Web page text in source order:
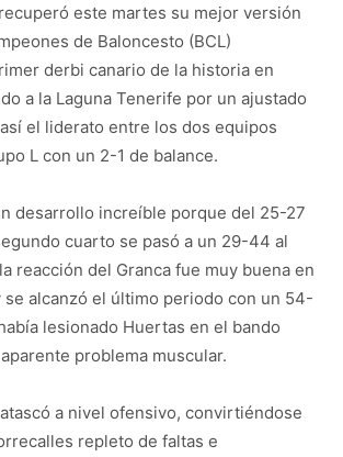
este martes su mejor versión
de Baloncesto (BCL)
derbi canario de la historia en
a la Laguna Tenerife por un ajustado
el liderato entre los dos equipos
L con un 2-1 de balance.
desarrollo increíble porque del 25-27
cuarto se pasó a un 29-44 al
reacción del Granca fue muy buena en
se alcanzó el último periodo con un 54-
lesionado Huertas en el bando
problema muscular.
a nivel ofensivo, convirtiéndose
repleto de faltas e